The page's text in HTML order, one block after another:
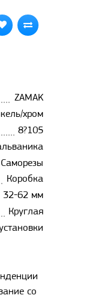
ZAMAK
хром
8?105
Саморезы
Коробка
32-62 мм
Круглая
со